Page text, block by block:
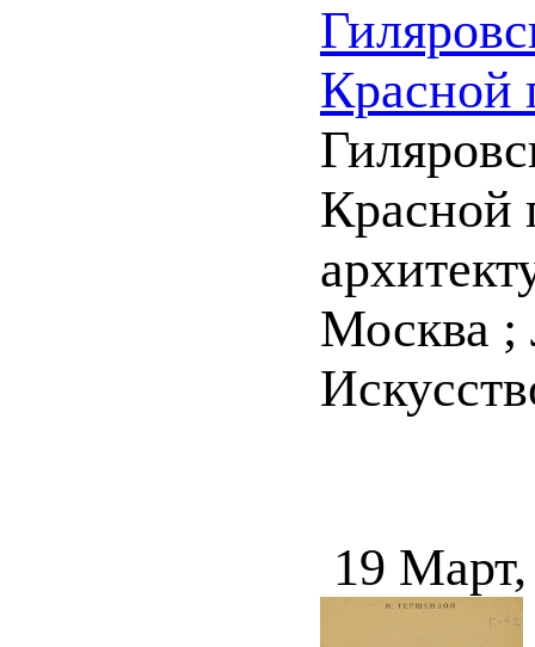
Красной
Красной
Москва ;
19